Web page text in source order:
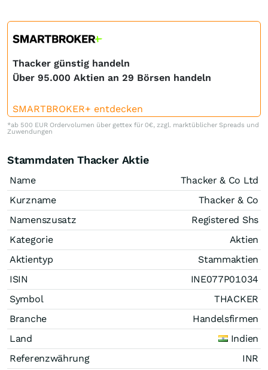
Thacker günstig handeln
Über 95.000 Aktien an 29 Börsen handeln
SMARTBROKER+ entdecken
*ab 500 EUR Ordervolumen über gettex für 0€, zzgl. marktüblicher Spreads und
Zuwendungen
Stammdaten Thacker Aktie
Name
Thacker & Co Ltd
Kurzname
Thacker & Co
Namenszusatz
Registered Shs
Kategorie
Aktien
Aktientyp
Stammaktien
ISIN
INE077P01034
Symbol
THACKER
Branche
Handelsfirmen
Land
Indien
Referenzwährung
INR